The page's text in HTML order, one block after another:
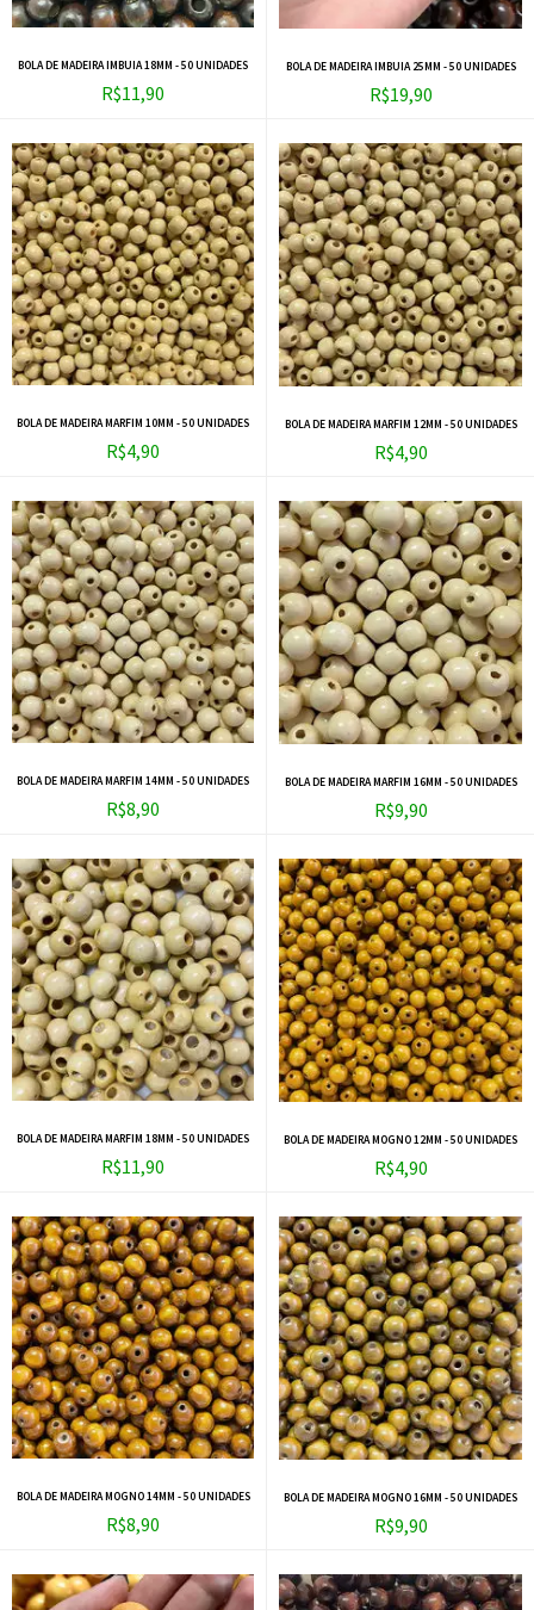
BOLA DE MADEIRA IMBUIA 18MM - 50 UNIDADES
R$11,90
BOLA DE MADEIRA IMBUIA 25MM - 50 UNIDADES
R$19,90
BOLA DE MADEIRA MARFIM 10MM - 50 UNIDADES
R$4,90
BOLA DE MADEIRA MARFIM 12MM - 50 UNIDADES
R$4,90
BOLA DE MADEIRA MARFIM 14MM - 50 UNIDADES
R$8,90
BOLA DE MADEIRA MARFIM 16MM - 50 UNIDADES
R$9,90
BOLA DE MADEIRA MARFIM 18MM - 50 UNIDADES
R$11,90
BOLA DE MADEIRA MOGNO 12MM - 50 UNIDADES
R$4,90
BOLA DE MADEIRA MOGNO 14MM - 50 UNIDADES
R$8,90
BOLA DE MADEIRA MOGNO 16MM - 50 UNIDADES
R$9,90